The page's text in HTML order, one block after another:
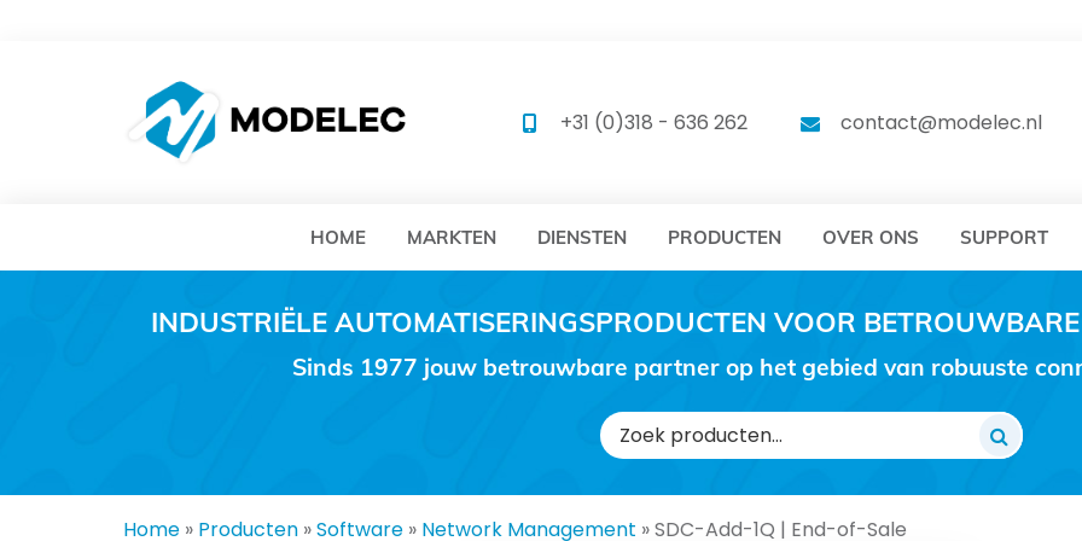
MODELEC MODELEC
+31 (0)318 - 636 262 contact@modelec.nl
HOME MARKTEN DIENSTEN PRODUCTEN OVER ONS SUPPORT
INDUSTRIËLE AUTOMATISERINGSPRODUCTEN VOOR
Sinds 1977 jouw betrouwbare partner op het gebied van robuuste
Zoeken
naar:
Home » Producten »Software » Network Management »SDC-Add-1Q | End-of-Sale